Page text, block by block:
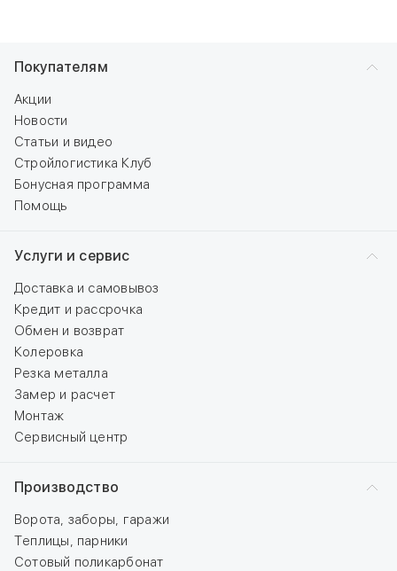
Покупателям
Акции
Новости
Статьи и видео
Стройлогистика Клуб
Бонусная программа
Помощь
Услуги и сервис
Доставка и самовывоз
Кредит и рассрочка
Обмен и возврат
Колеровка
Резка металла
Замер и расчет
Монтаж
Сервисный центр
Производство
Ворота, заборы, гаражи
Теплицы, парники
Сотовый поликарбонат